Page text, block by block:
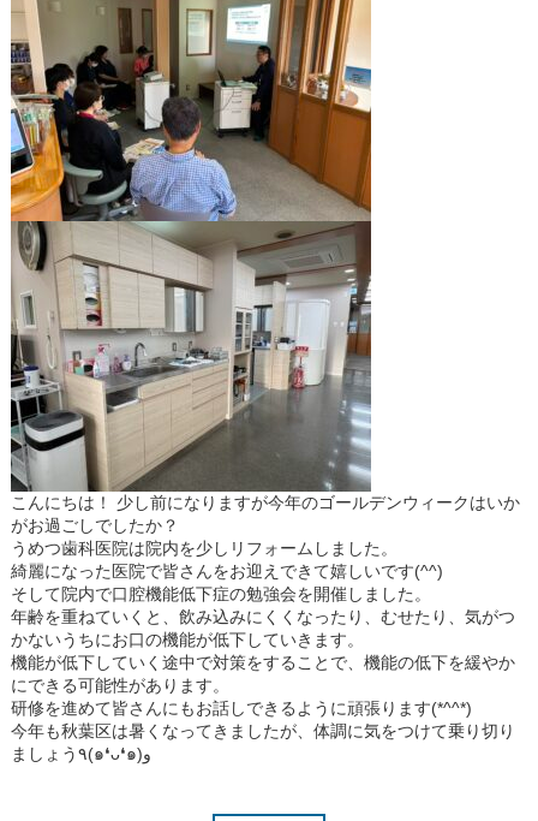
こんにちは！ 少し前になりますが今年のゴールデンウィークはいか
がお過ごしでしたか？
うめつ歯科医院は院内を少しリフォームしました。
綺麗になった医院で皆さんをお迎えできて嬉しいです(^^)
そして院内で口腔機能低下症の勉強会を開催しました。
年齢を重ねていくと、飲み込みにくくなったり、むせたり、気がつ
かないうちにお口の機能が低下していきます。
機能が低下していく途中で対策をすることで、機能の低下を緩やか
にできる可能性があります。
研修を進めて皆さんにもお話しできるように頑張ります(*^^*)
今年も秋葉区は暑くなってきましたが、体調に気をつけて乗り切り
ましょう٩(๑❛ᴗ❛๑)و